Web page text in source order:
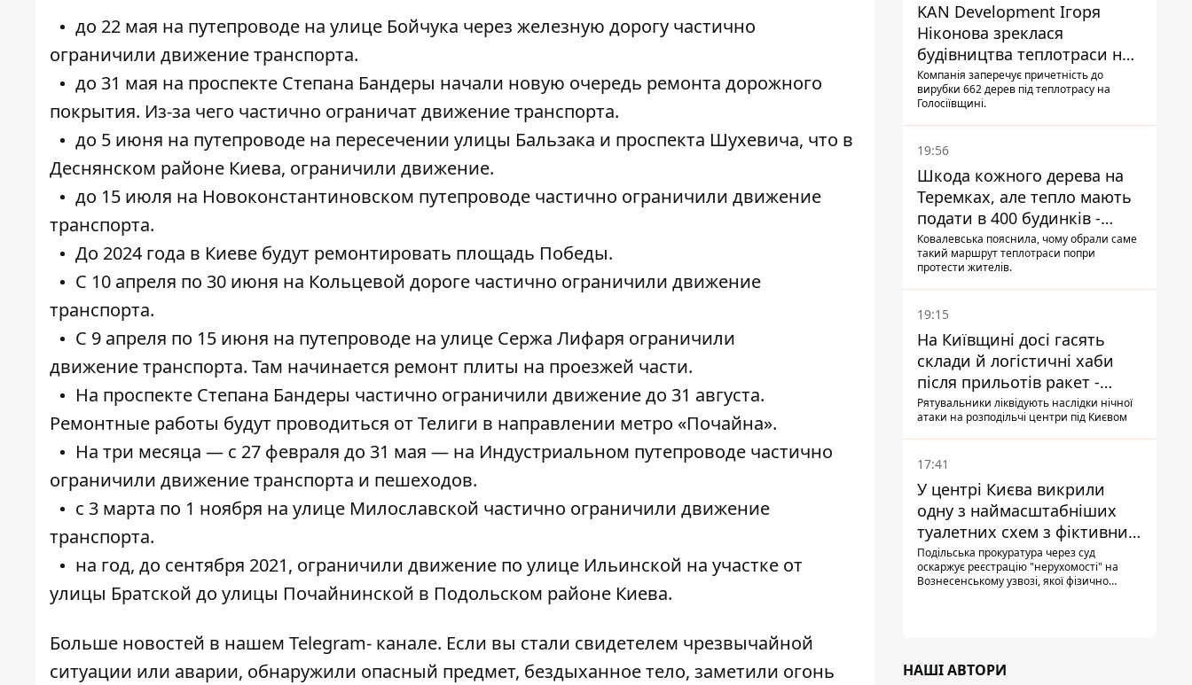
до 22 мая на путепроводе на улице Бойчука через железную дорогу частично
ограничили движение транспорта.
до 31 мая на проспекте Степана Бандеры начали новую очередь ремонта дорожного
покрытия. Из-за чего частично ограничат движение транспорта.
до 5 июня на путепроводе на пересечении улицы Бальзака и проспекта Шухевича, что в
Деснянском районе Киева, ограничили движение.
до 15 июля на Новоконстантиновском путепроводе частично ограничили движение
транспорта.
До 2024 года в Киеве будут ремонтировать площадь Победы.
С 10 апреля по 30 июня на Кольцевой дороге частично ограничили движение
транспорта.
С 9 апреля по 15 июня на путепроводе на улице Сержа Лифаря ограничили
движениетранспорта. Там начинается ремонт плиты на проезжей части.
На проспекте Степана Бандеры частично ограничили движение до 31 августа.
Ремонтные работы будут проводиться от Телиги в направлении метро «Почайна».
На три месяца — с 27 февраля до 31 мая — на Индустриальном путепроводе частично
ограничили движение транспорта и пешеходов.
с 3 марта по 1 ноября на улице Милославской частично ограничили движение
транспорта.
на год, до сентября 2021, ограничили движение по улице Ильинской на участке от
улицы Братской до улицы Почайнинской в ​​Подольском районе Киева.
Больше новостей в нашем Telegram- канале. Если вы стали свидетелем чрезвычайной
ситуации или аварии, обнаружили опасный предмет, бездыханное тело, заметили огонь
KAN Development Ігоря
Ніконова зреклася
будівництва теплотраси на
Теремках
Компанія заперечує причетність до
вирубки 662 дерев під теплотрасу на
Голосіївщині.
19:56
Шкода кожного дерева на
Теремках, але тепло мають
подати в 400 будинків -
депутатка Київради
Ковалевська пояснила, чому обрали саме
такий маршрут теплотраси попри
протести жителів.
19:15
На Київщині досі гасять
склади й логістичні хаби
після прильотів ракет -
ДСНС
Рятувальники ліквідують наслідки нічної
атаки на розподільчі центри під Києвом
17:41
У центрі Києва викрили
одну з наймасштабніших
туалетних схем з фіктивним
будинком
Подільська прокуратура через суд
оскаржує реєстрацію "нерухомості" на
Вознесенському узвозі, якої фізично
НАШІ АВТОРИ